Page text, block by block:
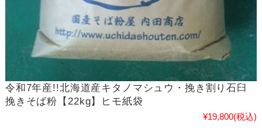
令和7年産!!北海道産キタノマシュウ・挽き割り石臼
挽きそば粉【22kg】ヒモ紙袋
¥19,800(税込)